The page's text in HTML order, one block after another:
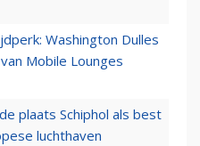
Washington Dulles
Mobile Lounges
plaats Schiphol als best
luchthaven